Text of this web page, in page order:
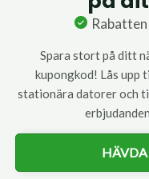
Spara stort på ditt
kupongkod! Lås upp
stationära datorer och